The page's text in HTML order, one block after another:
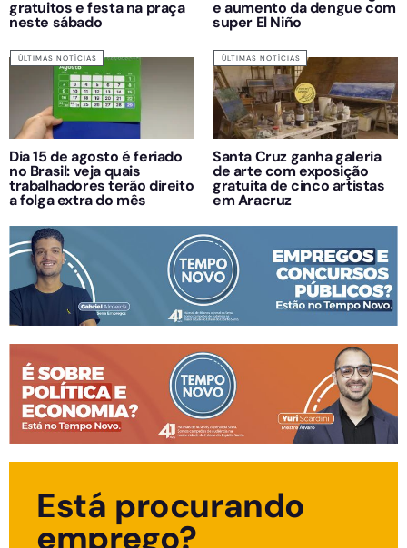
gratuitos e festa na praça
neste sábado
e aumento da dengue com
super El Niño
ÚLTIMAS NOTÍCIAS
Dia 15 de agosto é feriado
no Brasil: veja quais
trabalhadores terão direito
a folga extra do mês
ÚLTIMAS NOTÍCIAS
Santa Cruz ganha galeria
de arte com exposição
gratuita de cinco artistas
em Aracruz
Está procurando
emprego?